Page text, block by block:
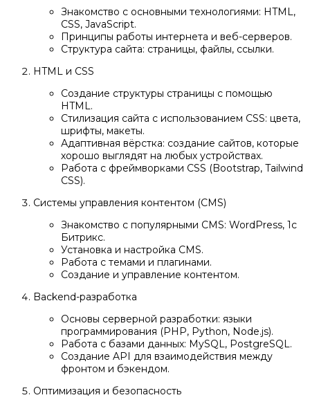
Знакомство с основными технологиями: HTML,
CSS, JavaScript.
Принципы работы интернета и веб-серверов.
Структура сайта: страницы, файлы, ссылки.
HTML и CSS
Создание структуры страницы с помощью
HTML.
Стилизация сайта с использованием CSS: цвета,
шрифты, макеты.
Адаптивная вёрстка: создание сайтов, которые
хорошо выглядят на любых устройствах.
Работа с фреймворками CSS (Bootstrap, Tailwind
CSS).
Системы управления контентом (CMS)
Знакомство с популярными CMS: WordPress, 1с
Битрикс.
Установка и настройка CMS.
Работа с темами и плагинами.
Создание и управление контентом.
Backend-разработка
Основы серверной разработки: языки
программирования (PHP, Python, Node.js).
Работа с базами данных: MySQL, PostgreSQL.
Создание API для взаимодействия между
фронтом и бэкендом.
Оптимизация и безопасность